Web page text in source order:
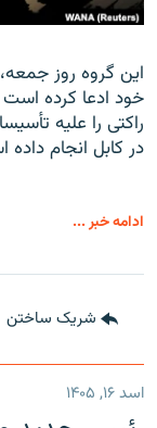
خود ادعا کرده
راکتی را علیه
در کابل انجام
ادامه خبر ...
شریک ساختن
اسد ۱۶, ۱۴۰۵